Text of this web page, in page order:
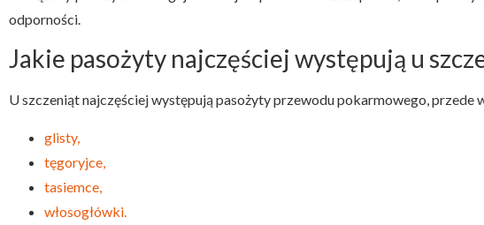
odporności.
Jakie pasożyty najczęściej występują u
U szczeniąt najczęściej występują pasożyty przewodu pokarmowego, przede
glisty,
tęgoryjce,
tasiemce,
włosogłówki.